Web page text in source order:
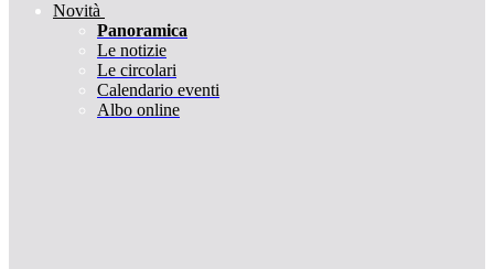
Novità
Panoramica
Le notizie
Le circolari
Calendario eventi
Albo online